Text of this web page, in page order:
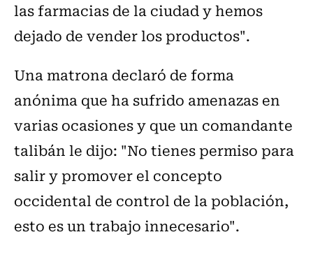
las farmacias de la ciudad y hemos
dejado de vender los productos".
Una matrona declaró de forma
anónima que ha sufrido amenazas en
varias ocasiones y que un comandante
talibán le dijo: "No tienes permiso para
salir y promover el concepto
occidental de control de la población,
esto es un trabajo innecesario".